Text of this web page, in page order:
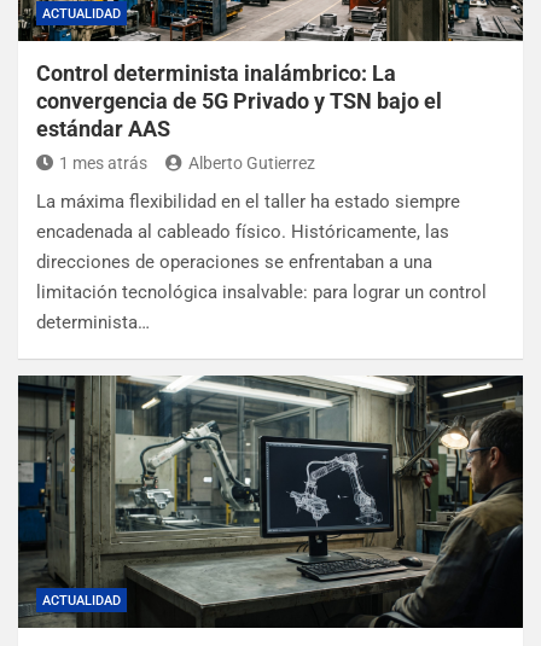
ACTUALIDAD
Control determinista inalámbrico: La
convergencia de 5G Privado y TSN bajo el
estándar AAS
1 mes atrás Alberto Gutierrez
La máxima flexibilidad en el taller ha estado siempre
encadenada al cableado físico. Históricamente, las
direcciones de operaciones se enfrentaban a una
limitación tecnológica insalvable: para lograr un control
determinista…
ACTUALIDAD